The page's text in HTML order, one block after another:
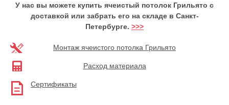
У нас вы можете купить ячеистый потолок Грильято с
доставкой или забрать его на складе в Санкт-
Петербурге. >>>
Монтаж ячеистого потолка Грильято
Расход материала
Сертификаты